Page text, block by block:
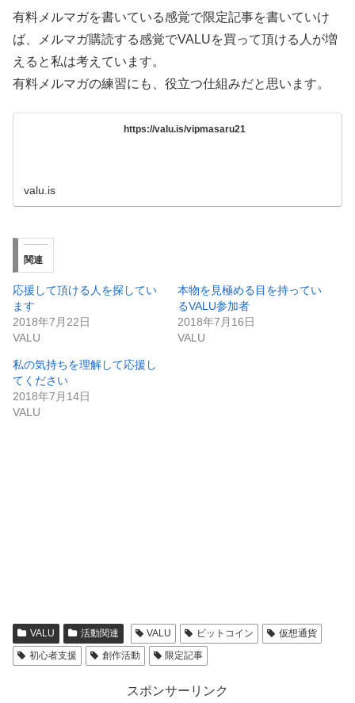
有料メルマガを書いている感覚で限定記事を書いていけ
ば、メルマガ購読する感覚でVALUを買って頂ける人が増
えると私は考えています。
有料メルマガの練習にも、役立つ仕組みだと思います。
https://valu.is/vipmasaru21
valu.is
関連
応援して頂ける人を探してい
ます
2018年7月22日
VALU
本物を見極める目を持ってい
るVALU参加者
2018年7月16日
VALU
私の気持ちを理解して応援し
てください
2018年7月14日
VALU
VALU 活動関連 VALU ビットコイン
仮想通貨
初心者支援
創作活動 限定記事
スポンサーリンク